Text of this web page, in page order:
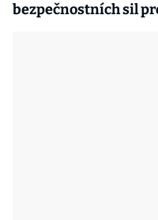
bezpečnostních sil